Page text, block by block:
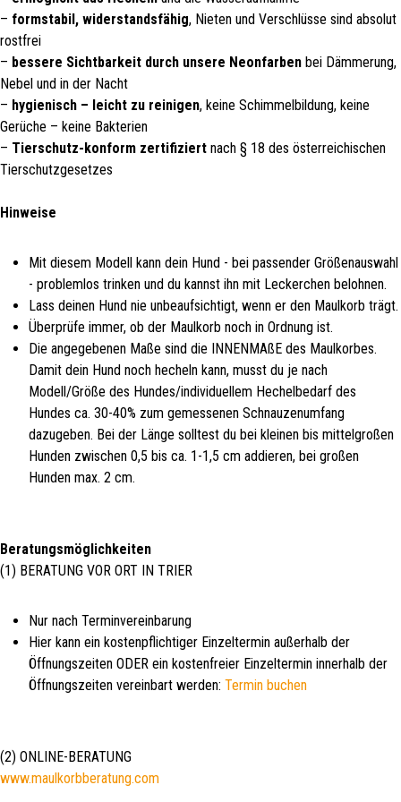
– formstabil, widerstandsfähig, Nieten und Verschlüsse sind absolut
rostfrei
– bessere Sichtbarkeit durch unsere Neonfarben bei Dämmerung,
Nebel und in der Nacht
– hygienisch – leicht zu reinigen, keine Schimmelbildung, keine
Gerüche – keine Bakterien
– Tierschutz-konform zertifiziert nach § 18 des österreichischen
Tierschutzgesetzes
Hinweise
Mit diesem Modell kann dein Hund - bei passender Größenauswahl
- problemlos trinken und du kannst ihn mit Leckerchen belohnen.
Lass deinen Hund nie unbeaufsichtigt, wenn er den Maulkorb trägt.
Überprüfe immer, ob der Maulkorb noch in Ordnung ist.
Die angegebenen Maße sind die INNENMAßE des Maulkorbes.
Damit dein Hund noch hecheln kann, musst du je nach
Modell/Größe des Hundes/individuellem Hechelbedarf des
Hundes ca. 30-40% zum gemessenen Schnauzenumfang
dazugeben. Bei der Länge solltest du bei kleinen bis mittelgroßen
Hunden zwischen 0,5 bis ca. 1-1,5 cm addieren, bei großen
Hunden max. 2 cm.
Beratungsmöglichkeiten
(1) BERATUNG VOR ORT IN TRIER
Nur nach Terminvereinbarung
Hier kann ein kostenpflichtiger Einzeltermin außerhalb der
Öffnungszeiten ODER ein kostenfreier Einzeltermin innerhalb der
Öffnungszeiten vereinbart werden: Termin buchen
(2) ONLINE-BERATUNG
www.maulkorbberatung.com